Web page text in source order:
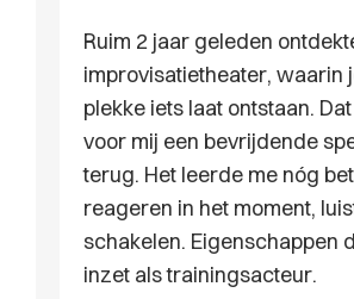
Ruim 2 jaar geleden
improvisatietheater, waarin
plekke iets laat ontstaan.
voor mij een bevrijdende
terug. Het leerde me nóg
reageren in het moment,
schakelen. Eigenschappen
inzet als trainingsacteur.